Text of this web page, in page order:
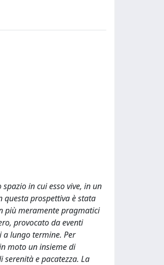
in cui esso vive, in un
prospettiva è stata
più meramente pragmatici
provocato da eventi
lungo termine. Per
moto un insieme di
serenità e pacatezza. La